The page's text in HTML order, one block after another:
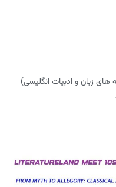
زبان و ادبیات انگلیسی)